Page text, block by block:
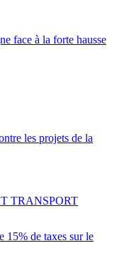
face à la forte hausse
les projets de la
15% de taxes sur le
TRANSPORT